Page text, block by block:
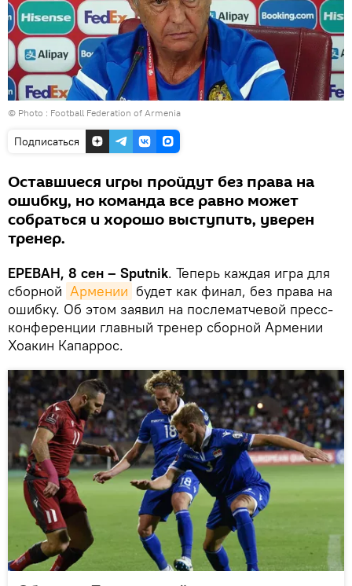
© Photo : Football Federation of Armenia
Подписаться
Оставшиеся игры пройдут без права на
ошибку, но команда все равно может
собраться и хорошо выступить, уверен
тренер.
ЕРЕВАН, 8 сен – Sputnik. Теперь каждая игра для
сборной Армении будет как финал, без права на
ошибку. Об этом заявил на послематчевой пресс-
конференции главный тренер сборной Армении
Хоакин Капаррос.